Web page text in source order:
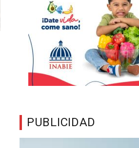
PUBLICIDAD